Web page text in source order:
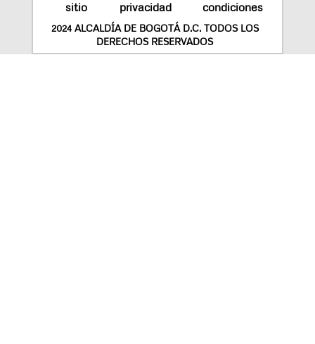
sitio
privacidad
condiciones
2024 ALCALDÍA DE BOGOTÁ D.C. TODOS LOS
DERECHOS RESERVADOS